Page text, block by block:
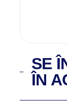
SE
ÎN